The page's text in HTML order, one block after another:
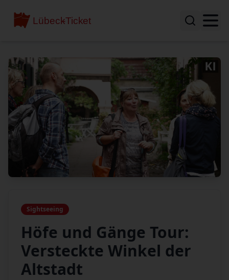
Sightseeing
Höfe und Gänge Tour:
Versteckte Winkel der
Altstadt